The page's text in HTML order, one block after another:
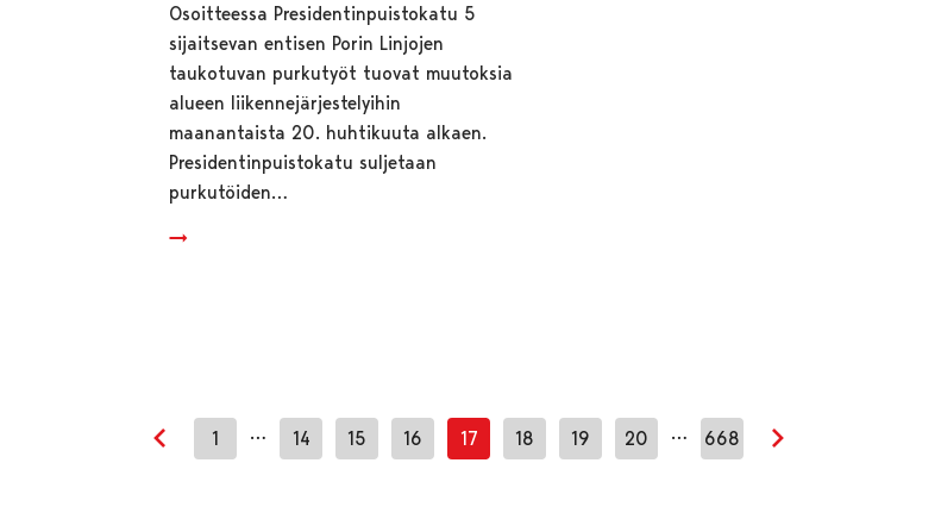
Osoitteessa Presidentinpuistokatu 5
sijaitsevan entisen Porin Linjojen
taukotuvan purkutyöt tuovat muutoksia
alueen liikennejärjestelyihin
maanantaista 20. huhtikuuta alkaen.
Presidentinpuistokatu suljetaan
purkutöiden…
Edellinen sivu
1 … 14 15 16 17 18 19 20 … 668